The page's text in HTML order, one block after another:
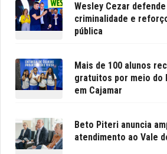
Wesley Cezar
criminalidade e
pública
Mais de 100 alunos
gratuitos por meio do
em Cajamar
Beto Piteri anuncia
atendimento ao Vale